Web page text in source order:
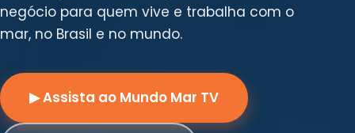
negócio para quem vive e trabalha com o
mar, no Brasil e no mundo.
▶ Assista ao Mundo Mar TV